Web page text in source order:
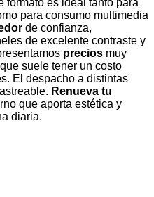
formato es ideal tanto para
para consumo multimedia
de confianza,
de excelente contraste y
precios muy
suele tener un costo
El despacho a distintas
Renueva tu
que aporta estética y
diaria.